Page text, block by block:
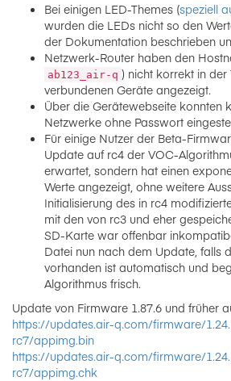
Bei einigen LED-Themes (speziell
wurden die LEDs nicht so den
der Dokumentation beschrieben
Netzwerk-Router haben den
ab123_air-q ) nicht korrekt in
verbundenen Geräte angezeigt.
Über die Gerätewebseite konnten
Netzwerke ohne Passwort
Für einige Nutzer der Beta-
Update auf rc4 der VOC-
erwartet, sondern hat einen
Werte angezeigt, ohne weitere
Initialisierung des in rc4
mit den von rc3 und eher
SD-Karte war offenbar
Datei nun nach dem Update, falls
vorhanden ist automatisch und
Algorithmus frisch.
Update von Firmware 1.87.6 und früher
https://updates.air-q.com/firmware/
rc7/appimg.bin
https://updates.air-q.com/firmware/
rc7/appimg.chk